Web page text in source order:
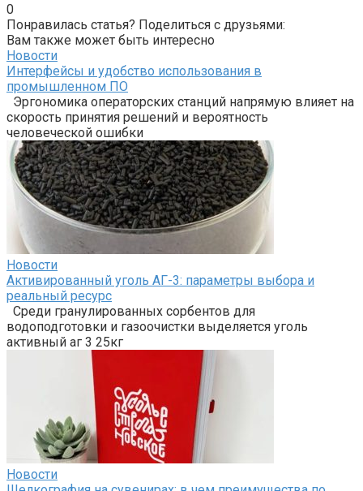
0
Понравилась статья? Поделиться с друзьями:
Вам также может быть интересно
Новости
Интерфейсы и удобство использования в
промышленном ПО
Эргономика операторских станций напрямую влияет на
скорость принятия решений и вероятность
человеческой ошибки
Новости
Активированный уголь АГ-3: параметры выбора и
реальный ресурс
Среди гранулированных сорбентов для
водоподготовки и газоочистки выделяется уголь
активный аг 3 25кг
Новости